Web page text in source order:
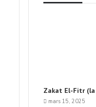
Zakat El-Fitr
mars 15, 2025